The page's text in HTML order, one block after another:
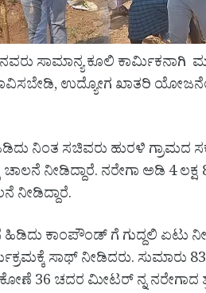
ಸಾಮಾನ್ಯ ಕೂಲಿ ಕಾರ್ಮಿಕನಾಗಿ
ಭಾವಿಸಬೇಡಿ, ಉದ್ಯೋಗ ಖಾತರಿ
ನಿಂತ ಸಚಿವರು ಹುರಳಿ
ನೀಡಿದ್ದಾರೆ. ನರೇಗಾ ಅಡಿ 4
ನೀಡಿದ್ದಾರೆ.
ಕಾಂಪೌಂಡ್ ಗೆ ಗುದ್ದಲಿ ಏಟು
ಸಾಥ್ ನೀಡಿದರು.
36 ಚದರ ಮೀಟರ್ ನ್ನ ನರೇಗಾದ